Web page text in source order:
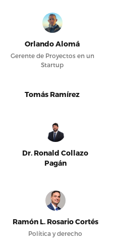
Orlando Alomá
Gerente de Proyectos en un
Startup
Tomás Ramírez
Dr. Ronald Collazo
Pagán
Ramón L. Rosario Cortés
Política y derecho